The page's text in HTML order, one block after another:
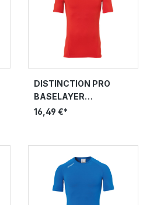
DISTINCTION PRO
BASELAYER
RUNDHALS
16,49 €*